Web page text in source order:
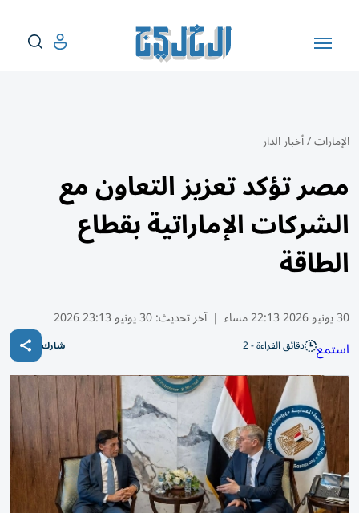
الإمارات/أخبار الدار
مصر تؤكد تعزيز التعاون مع
الشركات الإماراتية بقطاع
الطاقة
30 يونيو 2026 22:13 مساء | آخر تحديث:30 يونيو 23:13 2026
استمع دقائق القراءة - 2 شارك